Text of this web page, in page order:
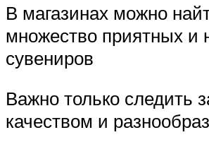
В магазинах можно
множество приятных и
сувениров
Важно только следить
качеством и